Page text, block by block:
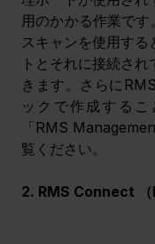
用のかかる作業で
スキャンを使用す
トとそれに接続さ
きます。さらに
ックで作成する
「RMS
覧ください。
2. RMS Connect （